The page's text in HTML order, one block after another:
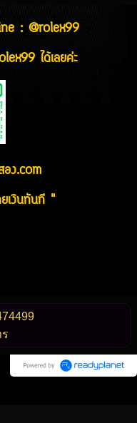
: @rolex99
ได้เลยค่ะ
ง.com
เงินทันที "